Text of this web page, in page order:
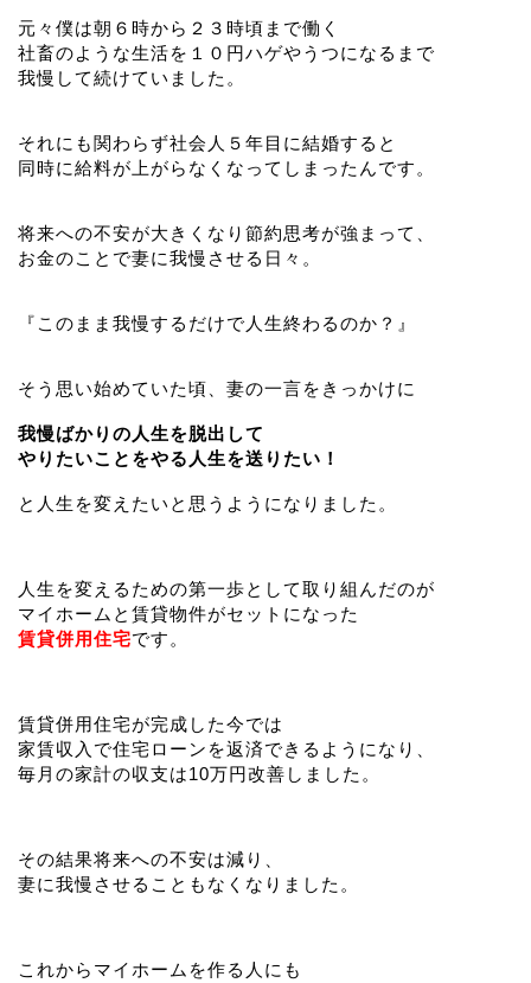
元々僕は朝６時から２３時頃まで働く
社畜のような生活を１０円ハゲやうつになるまで
我慢して続けていました。
それにも関わらず社会人５年目に結婚すると
同時に給料が上がらなくなってしまったんです。
将来への不安が大きくなり節約思考が強まって、
お金のことで妻に我慢させる日々。
『このまま我慢するだけで人生終わるのか？』
そう思い始めていた頃、妻の一言をきっかけに
我慢ばかりの人生を脱出して
やりたいことをやる人生を送りたい！
と人生を変えたいと思うようになりました。
人生を変えるための第一歩として取り組んだのが
マイホームと賃貸物件がセットになった
賃貸併用住宅です。
賃貸併用住宅が完成した今では
家賃収入で住宅ローンを返済できるようになり、
毎月の家計の収支は10万円改善しました。
その結果将来への不安は減り、
妻に我慢させることもなくなりました。
これからマイホームを作る人にも